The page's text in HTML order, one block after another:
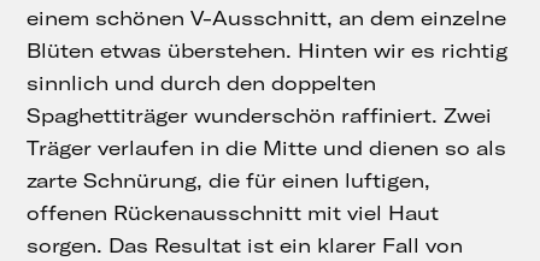
einem schönen V-Ausschnitt, an dem einzelne
Blüten etwas überstehen. Hinten wir es richtig
sinnlich und durch den doppelten
Spaghettiträger wunderschön raffiniert. Zwei
Träger verlaufen in die Mitte und dienen so als
zarte Schnürung, die für einen luftigen,
offenen Rückenausschnitt mit viel Haut
sorgen. Das Resultat ist ein klarer Fall von